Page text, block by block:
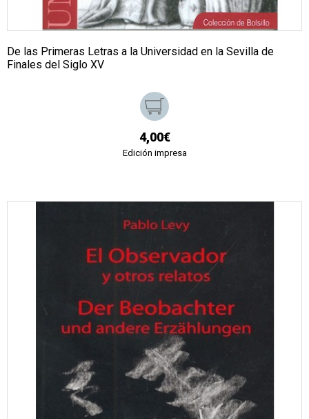
De las Primeras Letras a la Universidad en la Sevilla de
Finales del Siglo XV
4,00€
Edición impresa